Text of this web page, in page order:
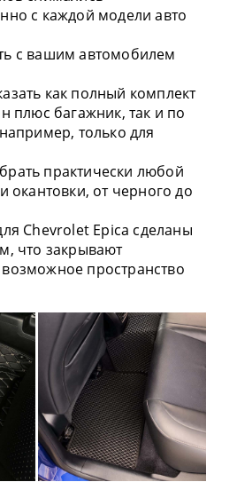
с каждой модели авто
с вашим автомобилем
как полный комплект
плюс багажник, так и по
только для
практически любой
окантовки, от черного до
Chevrolet Epica сделаны
что закрывают
пространство